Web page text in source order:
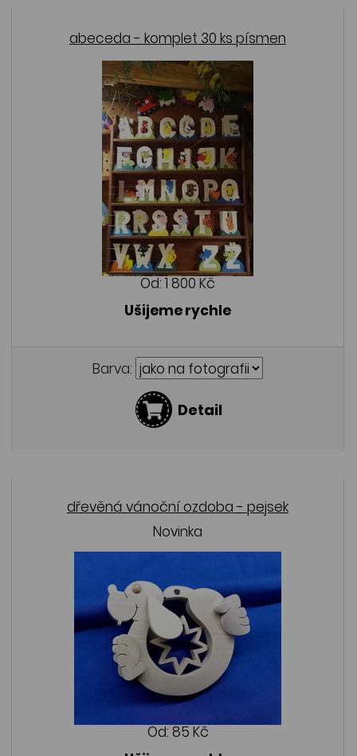
abeceda - komplet 30 ks písmen
Od: 1 800 Kč
Ušijeme rychle
Barva:
Detail
dřevěná vánoční ozdoba - pejsek
Novinka
Od: 85 Kč